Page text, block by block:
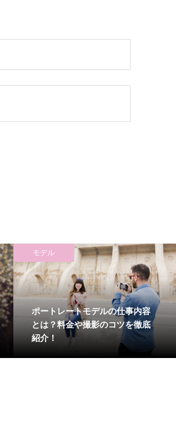
モデル
ポートレートモデルの仕事内容
とは？料金や撮影のコツを徹底
紹介！